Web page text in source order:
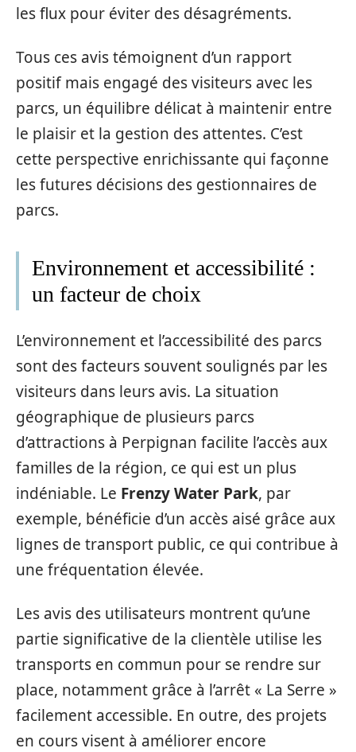
les flux pour éviter des désagréments.
Tous ces avis témoignent d’un rapport
positif mais engagé des visiteurs avec les
parcs, un équilibre délicat à maintenir entre
le plaisir et la gestion des attentes. C’est
cette perspective enrichissante qui façonne
les futures décisions des gestionnaires de
parcs.
Environnement et accessibilité :
un facteur de choix
L’environnement et l’accessibilité des parcs
sont des facteurs souvent soulignés par les
visiteurs dans leurs avis. La situation
géographique de plusieurs parcs
d’attractions à Perpignan facilite l’accès aux
familles de la région, ce qui est un plus
indéniable. Le Frenzy Water Park, par
exemple, bénéficie d’un accès aisé grâce aux
lignes de transport public, ce qui contribue à
une fréquentation élevée.
Les avis des utilisateurs montrent qu’une
partie significative de la clientèle utilise les
transports en commun pour se rendre sur
place, notamment grâce à l’arrêt « La Serre »
facilement accessible. En outre, des projets
en cours visent à améliorer encore